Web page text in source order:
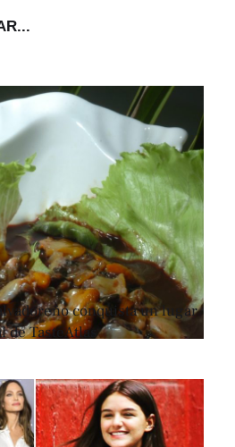
conquista un lugar
de TasteAtlas